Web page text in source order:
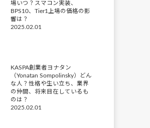
場いつ？スマコン実装、
BPS10、Tier1上場の価格の影
響は？
2025.02.01
KASPA創業者ヨナタン
（Yonatan Sompolinsky）どん
な人？性格や生い立ち、業界
の仲間、将来目在しているも
のは？
2025.02.01